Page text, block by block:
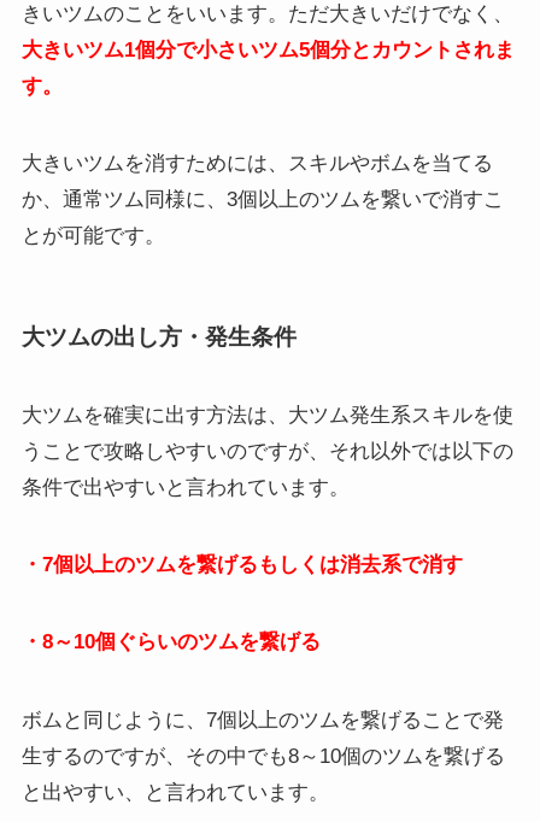
きいツムのことをいいます。ただ大きいだけでなく、
大きいツム1個分で小さいツム5個分とカウントされま
す。
大きいツムを消すためには、スキルやボムを当てる
か、通常ツム同様に、3個以上のツムを繋いで消すこ
とが可能です。
大ツムの出し方・発生条件
大ツムを確実に出す方法は、大ツム発生系スキルを使
うことで攻略しやすいのですが、それ以外では以下の
条件で出やすいと言われています。
・7個以上のツムを繋げるもしくは消去系で消す
・8～10個ぐらいのツムを繋げる
ボムと同じように、7個以上のツムを繋げることで発
生するのですが、その中でも8～10個のツムを繋げる
と出やすい、と言われています。